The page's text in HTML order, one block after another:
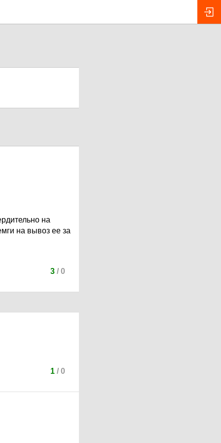
на
на вывоз ее за
3/ 0
1/ 0